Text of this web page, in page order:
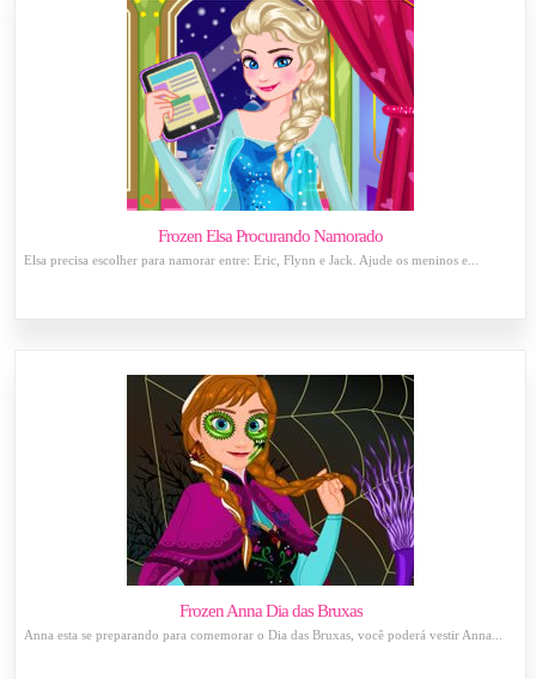
Frozen Elsa Procurando Namorado
Elsa precisa escolher para namorar entre: Eric, Flynn e Jack. Ajude os meninos e...
Frozen Anna Dia das Bruxas
Anna esta se preparando para comemorar o Dia das Bruxas, você poderá vestir Anna...